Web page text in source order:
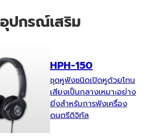
อุปกรณ์เสริม
HPH-150
ชุดหูฟังชนิดเปิดหูด้วยโทน
เสียงเป็นกลางเหมาะอย่าง
ยิ่งสำหรับการฟังเครื่อง
ดนตรีดิจิทัล